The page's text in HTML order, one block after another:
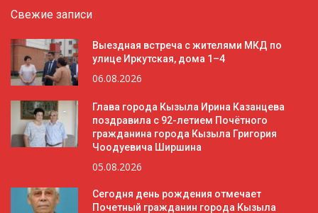
Свежие записи
Выездная встреча с жителями МКД по
улице Иркутская, дома 1–4
06.08.2026
Глава города Кызыла Ирина Казанцева
поздравила с 92-летием Почётного
гражданина города Кызыла Григория
Чоодуевича Ширшина
05.08.2026
Сегодня день рождения отмечает
Почетный гражданин города Кызыла